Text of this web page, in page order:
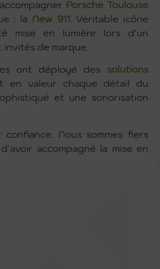
Porsche Toulouse
:
la New 911
. Véritable icône
mise en lumière lors d’un
de marque.
ont déployé des solutions
en valeur chaque détail du
et une sonorisation
Nous sommes fiers
accompagné la mise en